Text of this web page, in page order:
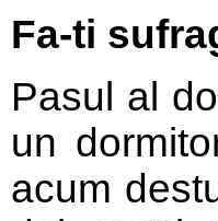
Fa-ti
Pasul al
un
acum